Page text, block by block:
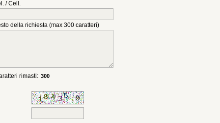
/ Cell.
della richiesta (max 300 caratteri)
rimasti: